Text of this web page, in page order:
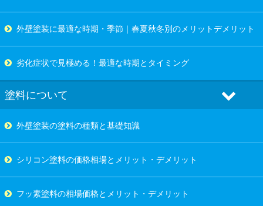
外壁塗装に最適な時期・季節｜春夏秋冬別のメリットデメリット
劣化症状で見極める！最適な時期とタイミング
塗料について
外壁塗装の塗料の種類と基礎知識
シリコン塗料の価格相場とメリット・デメリット
フッ素塗料の相場価格とメリット・デメリット